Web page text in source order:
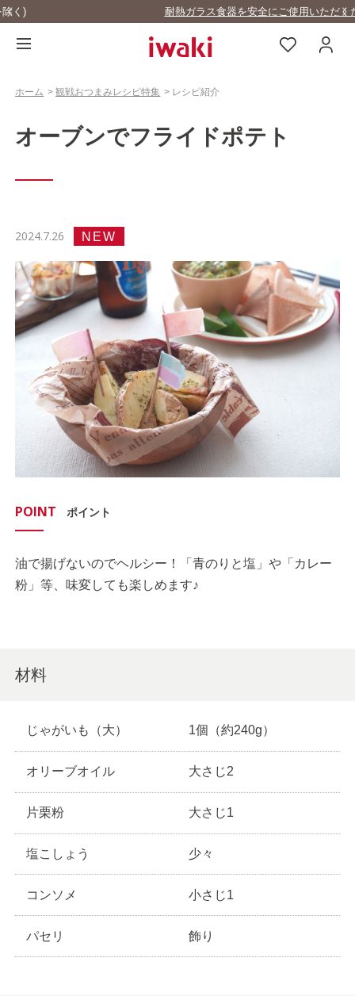
耐熱ガラス食器を安全にご使用いただくために
ホーム >観戦おつまみレシピ特集 > レシピ紹介
オーブンでフライドポテト
2024.7.26 NEW
POINT ポイント
油で揚げないのでヘルシー！「青のりと塩」や「カレー
粉」等、味変しても楽しめます♪
材料
じゃがいも（大） 1個（約240g）
オリーブオイル 大さじ2
片栗粉 大さじ1
塩こしょう 少々
コンソメ 小さじ1
パセリ 飾り